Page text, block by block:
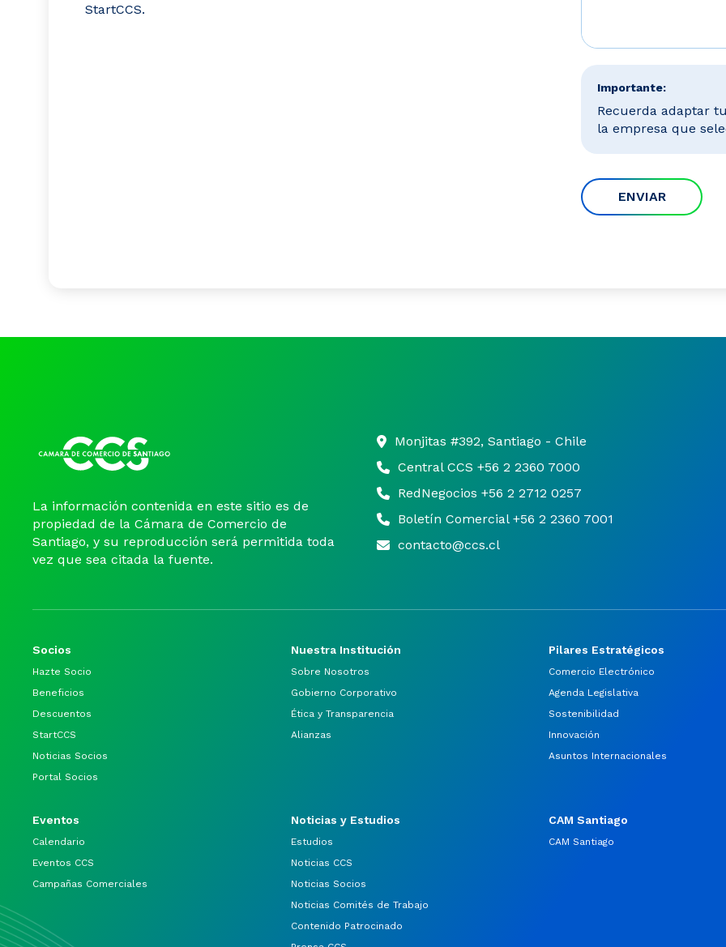
StartCCS.
Importante:
Recuerda adaptar
la empresa que
ENVIAR
La información contenida en este sitio es de
propiedad de la Cámara de Comercio de
Santiago, y su reproducción será permitida toda
vez que sea citada la fuente.
Monjitas #392, Santiago - Chile
Central CCS +56 2 2360 7000
RedNegocios +56 2 2712 0257
Boletín Comercial +56 2 2360 7001
contacto@ccs.cl
Socios
Hazte Socio
Beneficios
Descuentos
StartCCS
Noticias Socios
Portal Socios
Nuestra Institución
Sobre Nosotros
Gobierno Corporativo
Ética y Transparencia
Alianzas
Pilares Estratégicos
Comercio Electrónico
Agenda Legislativa
Sostenibilidad
Innovación
Asuntos Internacionales
Eventos
Calendario
Eventos CCS
Campañas Comerciales
Noticias y Estudios
Estudios
Noticias CCS
Noticias Socios
Noticias Comités de Trabajo
Contenido Patrocinado
CAM Santiago
CAM Santiago